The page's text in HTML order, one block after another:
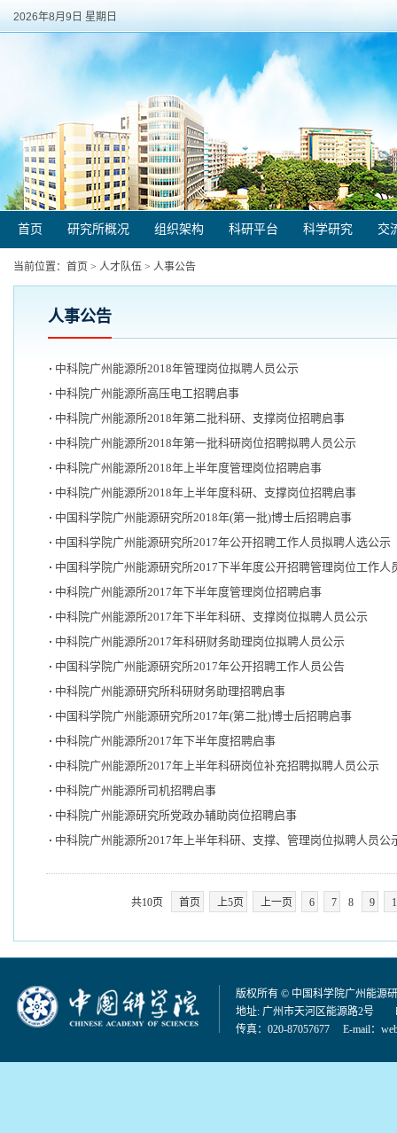
2026年8月9日 星期日
首页 研究所概况 组织架构 科研平台 科学研究 交
当前位置： 首页 > 人才队伍 > 人事公告
人事公告
中科院广州能源所2018年管理岗位拟聘人员公示
中科院广州能源所高压电工招聘启事
中科院广州能源所2018年第二批科研、支撑岗位招聘启事
中科院广州能源所2018年第一批科研岗位招聘拟聘人员公示
中科院广州能源所2018年上半年度管理岗位招聘启事
中科院广州能源所2018年上半年度科研、支撑岗位招聘启事
中国科学院广州能源研究所2018年(第一批)博士后招聘启事
中国科学院广州能源研究所2017年公开招聘工作人员拟聘人选公示
中国科学院广州能源研究所2017下半年度公开招聘管理岗位工作人
中科院广州能源所2017年下半年度管理岗位招聘启事
中科院广州能源所2017年下半年科研、支撑岗位拟聘人员公示
中科院广州能源所2017年科研财务助理岗位拟聘人员公示
中国科学院广州能源研究所2017年公开招聘工作人员公告
中科院广州能源研究所科研财务助理招聘启事
中国科学院广州能源研究所2017年(第二批)博士后招聘启事
中科院广州能源所2017年下半年度招聘启事
中科院广州能源所2017年上半年科研岗位补充招聘拟聘人员公示
中科院广州能源所司机招聘启事
中科院广州能源研究所党政办辅助岗位招聘启事
中科院广州能源所2017年上半年科研、支撑、管理岗位拟聘人员公
共10页 首页 上5页 上一页 6 7 8 9
版权所有 © 中国科学院广州能源
地址: 广州市天河区能源路2号
传真：020-87057677 E-mail：